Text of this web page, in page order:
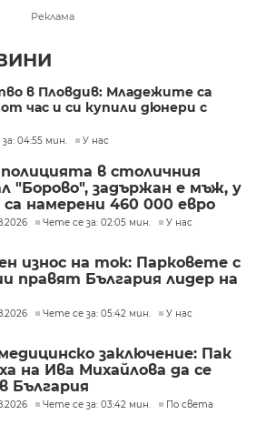
Реклама
в Пловдив: Младежите са
час и си купили дюнери с
04:55 мин. У нас
полицията в столичния
"Борово", задържан е мъж, у
намерени 460 000 евро
Чете се за: 02:05 мин. У нас
износ на ток: Парковете с
правят България лидер на
Чете се за: 05:42 мин. У нас
заключение: Пак
на Ива Михайлова да се
България
Чете се за: 03:42 мин. По света